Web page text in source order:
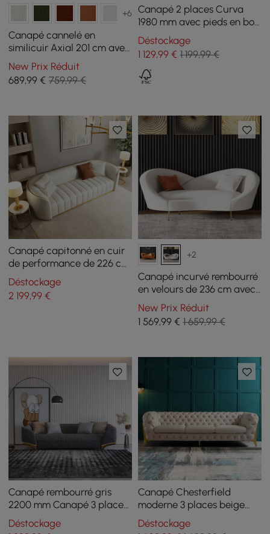
+6
Canapé cannelé en
similicuir Axial 201 cm avec
pieds dorés et oreillers
New Prix Réduit
689,99 € 759,99 €
Canapé 2 places Curva
1980 mm avec pieds en bois
rembourrés bouclés blancs
Déstockage
1 129,99€ 1 199,99 €
Canapé capitonné en cuir
de performance de 226 cm
avec pieds dorés
Déstockage
2 199,99 €
+2
Canapé incurvé rembourré
en velours de 236 cm avec
pieds dorés
New Prix Réduit
1 569,99€ 1 659,99 €
Canapé rembourré gris
2200 mm Canapé 3 places
en coton et lin avec
oreillers Pieds dorés
Déstockage
Canapé Chesterfield
moderne 3 places beige
2320 mm avec boutons et
dossier capitonné
Déstockage